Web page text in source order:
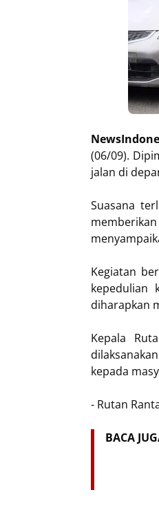
(06/09).
jalan di
Suasana
Kegiatan
kepedulian
diharapkan
Kepala
kepada
- Rutan
BACA